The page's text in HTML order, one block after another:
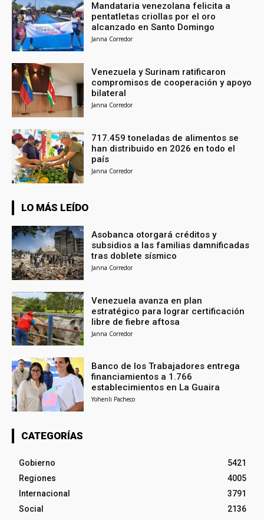
Mandataria venezolana felicita a
pentatletas criollas por el oro
alcanzado en Santo Domingo
Janna Corredor
Venezuela y Surinam ratificaron
compromisos de cooperación y apoyo
bilateral
Janna Corredor
717.459 toneladas de alimentos se
han distribuido en 2026 en todo el
país
Janna Corredor
LO MÁS LEÍDO
Asobanca otorgará créditos y
subsidios a las familias damnificadas
tras doblete sísmico
Janna Corredor
Venezuela avanza en plan
estratégico para lograr certificación
libre de fiebre aftosa
Janna Corredor
Banco de los Trabajadores entrega
financiamientos a 1.766
establecimientos en La Guaira
Yohenli Pacheco
CATEGORÍAS
Gobierno
5421
Regiones
4005
Internacional
3791
Social
2136